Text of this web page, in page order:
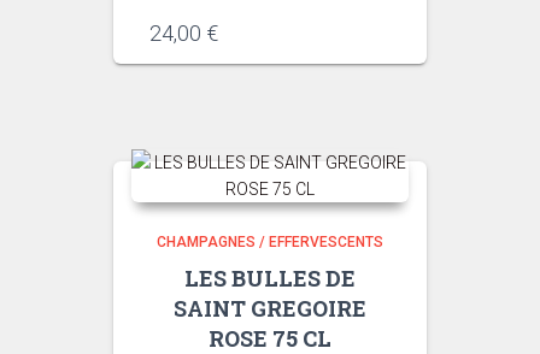
24,00 €
CHAMPAGNES / EFFERVESCENTS
LES BULLES DE
SAINT GREGOIRE
ROSE 75 CL